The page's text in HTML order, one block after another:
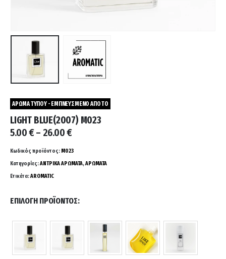
ΑΡΩΜΑ ΤΥΠΟΥ - ΕΜΠΝΕΥΣΜΕΝΟ ΑΠΟ ΤΟ
LIGHT BLUE(2007) M023
5.00€– 26.00€Price
5.00 €
through
Κωδικός προϊόντος: M023
Κατηγορίες:ΑΝΤΡΙΚΑ ΑΡΩΜΑΤΑ,ΑΡΩΜΑΤΑ
Ετικέτα:AROMATIC
ΕΠΙΛΟΓΉ ΠΡΟΪΌΝΤΟΣ